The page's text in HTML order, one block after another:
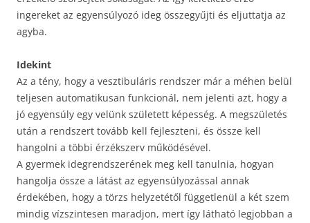
ingereket az egyensúlyozó ideg összegyűjti és eljuttatja az
agyba.
Idekint
Az a tény, hogy a vesztibuláris rendszer már a méhen belül
teljesen automatikusan funkcionál, nem jelenti azt, hogy a
jó egyensúly egy velünk született képesség. A megszületés
után a rendszert tovább kell fejleszteni, és össze kell
hangolni a többi érzékszerv működésével.
A gyermek idegrendszerének meg kell tanulnia, hogyan
hangolja össze a látást az egyensúlyozással annak
érdekében, hogy a törzs helyzetétől függetlenül a két szem
mindig vízszintesen maradjon, mert így látható legjobban a